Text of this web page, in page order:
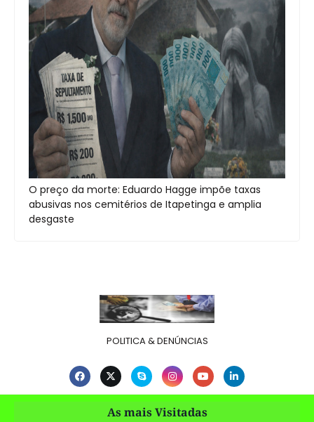
O preço da morte: Eduardo Hagge impõe taxas
abusivas nos cemitérios de Itapetinga e amplia
desgaste
POLITICA & DENÚNCIAS
As mais Visitadas